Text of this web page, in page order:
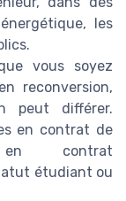
les
vous soyez
reconversion,
peut différer.
en contrat de
en contrat
étudiant ou